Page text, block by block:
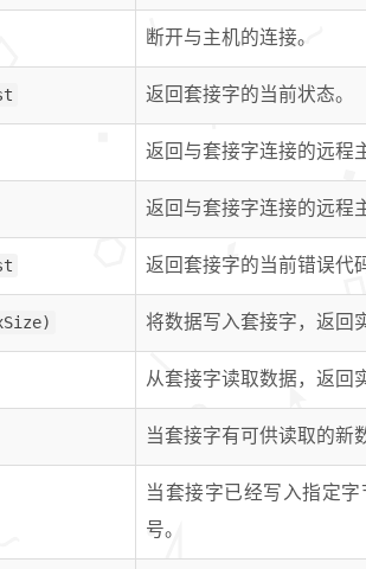
断开与主机的连接。
返回套接字的当前状态。
返回与套接字连接的远程
返回与套接字连接的远程
返回套接字的当前错误代
将数据写入套接字，返回
从套接字读取数据，返回
当套接字有可供读取的新
当套接字已经写入指定
号。